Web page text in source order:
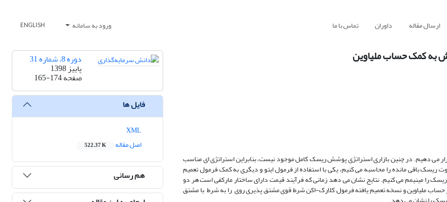
ارسال مقاله داوران تماس با ما ورود به سامانه ENGLISH
به کمک حساب ملیاوین
دهیم. در چنین بازاری استراتژی پوشش ریسک کامل موجود نیست، بنابراین‏ استراتژی ای مناسب
ریسک باقی مانده را محاسبه می کنیم، یکی با استفاده از فرمول ایتو و دیگری به کمک فرمول تعمیم
را مینیمم می کنیم. نتایج نشان می دهد زمانی که فرآیند قیمت دارای ساختار مارکفی است هر دو
ملیاوین و نسخه تعمیم یافته فرمول کلارک-اکن شرط قوی مشتق پذیری روی را به شرط با مشتق
دوره 8، شماره 31
پاییز 1398
صفحه165-174
فایل ها
اصل مقاله
522.37 K
هم رسانی